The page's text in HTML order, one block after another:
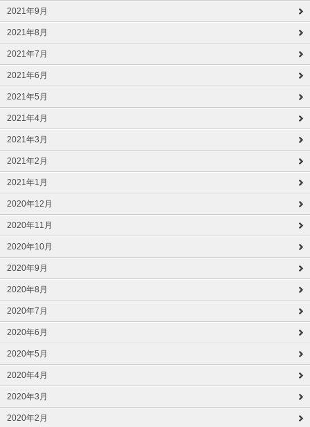
2021年9月
2021年8月
2021年7月
2021年6月
2021年5月
2021年4月
2021年3月
2021年2月
2021年1月
2020年12月
2020年11月
2020年10月
2020年9月
2020年8月
2020年7月
2020年6月
2020年5月
2020年4月
2020年3月
2020年2月